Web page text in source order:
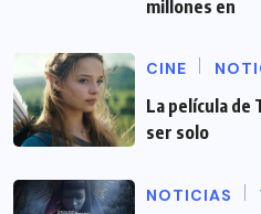
millones en
CINE
La película de
ser solo
NOTICIAS